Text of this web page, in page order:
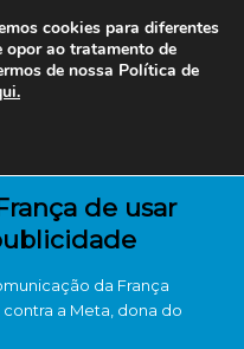
de usar
da França
a Meta, dona do
cookies para diferentes
opor ao tratamento de
de nossa Política de